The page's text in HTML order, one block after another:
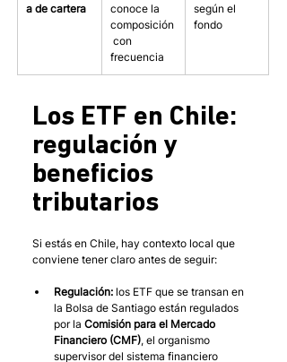
a de cartera
conoce la
composición
con
frecuencia
según el
fondo
Los ETF en Chile:
regulación y
beneficios
tributarios
Si estás en Chile, hay contexto local que
conviene tener claro antes de seguir:
Regulación: los ETF que se transan en
la Bolsa de Santiago están regulados
por la Comisión para el Mercado
Financiero (CMF), el organismo
supervisor del sistema financiero